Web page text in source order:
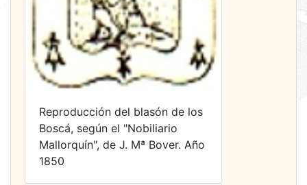
Reproducción del blasón de los
Boscá, según el "Nobiliario
Mallorquín", de J. Mª Bover. Año
1850